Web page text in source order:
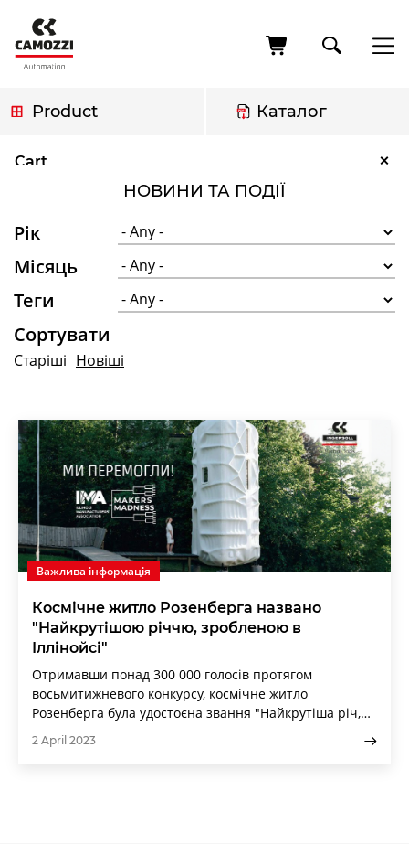
main
content
Product Каталог
Cart ×
НОВИНИ ТА ПОДІЇ
Рік
Місяць
Теги
Сортувати
Старіші Новіші
Важлива інформація
Космічне житло Розенберга названо
"Найкрутішою річчю, зробленою в
Іллінойсі"
Отримавши понад 300 000 голосів протягом
восьмитижневого конкурсу, космічне житло
Розенберга була удостоєна звання "Найкрутіша річ,
зроблена в Іллінойсі" губернатором Джей Бі
Прітцкером у середу, 29 березня, під час церемонії в
2 April 2023